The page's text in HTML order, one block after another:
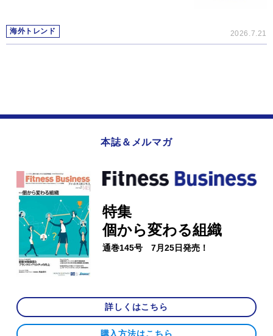
海外トレンド 2026.7.21
本誌＆メルマガ
特集
個から変わる組織
通巻145号 7月25日発売！
詳しくはこちら
購入方法はこちら